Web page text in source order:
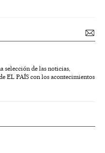
selección de las noticias,
EL PAÍS con los acontecimientos